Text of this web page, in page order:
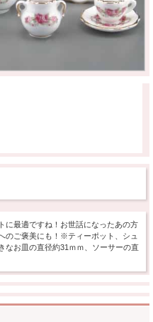
に最適ですね！お世話になったあの方
のご褒美にも！※ティーポット、シュ
なお皿の直径約31ｍｍ、ソーサーの直